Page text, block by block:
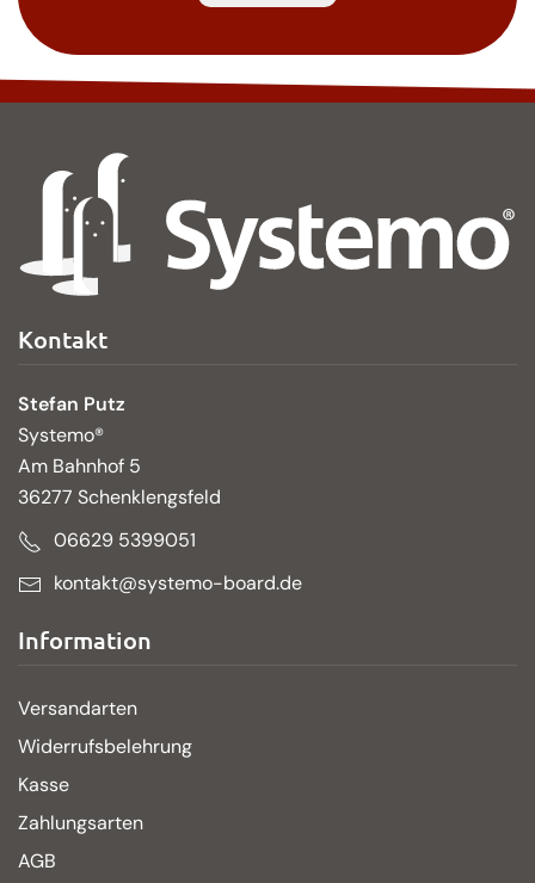
Kontakt
Stefan Putz
Systemo®
Am Bahnhof 5
36277 Schenklengsfeld
06629 5399051
kontakt@systemo-board.de
Information
Versandarten
Widerrufsbelehrung
Kasse
Zahlungsarten
AGB